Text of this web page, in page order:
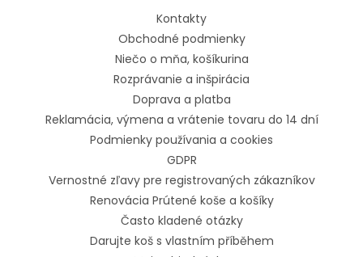
Kontakty
Obchodné podmienky
Niečo o mňa, košíkurina
Rozprávanie a inšpirácia
Doprava a platba
Reklamácia, výmena a vrátenie tovaru do 14 dní
Podmienky používania a cookies
GDPR
Vernostné zľavy pre registrovaných zákazníkov
Renovácia Prútené koše a košíky
Často kladené otázky
Darujte koš s vlastním příběhem